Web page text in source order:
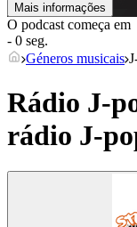
Mais informações
O podcast começa em
- 0 seg.
Géneros musicais
Rádio J-
rádio J-